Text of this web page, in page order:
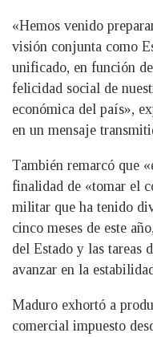
«Hemos venido
visión conjunta como
unificado, en función
felicidad social de
económica del país»,
en un mensaje
También remarcó que
finalidad de «tomar el
militar que ha tenido
cinco meses de este
del Estado y las tareas
avanzar en la
Maduro exhortó a
comercial impuesto